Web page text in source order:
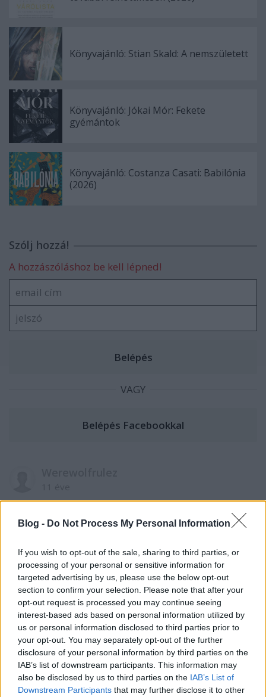
Blog - Do Not Process My Personal Information
If you wish to opt-out of the sale, sharing to third parties, or
processing of your personal or sensitive information for
targeted advertising by us, please use the below opt-out
section to confirm your selection. Please note that after your
opt-out request is processed you may continue seeing
interest-based ads based on personal information utilized by
us or personal information disclosed to third parties prior to
your opt-out. You may separately opt-out of the further
disclosure of your personal information by third parties on the
IAB’s list of downstream participants. This information may
also be disclosed by us to third parties on the IAB’s List of
Downstream Participants that may further disclose it to other
Könyvajánló: Stian Skald: A nemszületett
Könyvajánló: Jókai Mór: Fekete
gyémántok
Könyvajánló: Costanza Casati: Babilónia
(2026)
Szólj hozzá!
A hozzászóláshoz be kell lépned!
VAGY
Na most beletenyereltél a tutiba főnök, mert
a) A Köd a kedvenc King kisregényem, egyszerűen
megmagyarázhatatlan külső fenyegetés hatására
összezárt embercsapat manipulálhatóságát,
félelmeit, csoportdinamikáját mutatja be iszonyú
erővel. Az irodalmi alap simán jobb a filmnél, a
frakciókra szakadó emberek megjelenítése
egyszerre félelmetes és szatirikus. A regényben a
főhős gyávább, kevésbé hős, mint inkább esendő
ember. Az ottani lezárás kevésbé felkavaró, mint a
mozis, de talán emberibb, és következetesebb. A köd
maga, a jelenség megmagyarázása egyik
médiumban sem feladata történetnek. Ez nem egy